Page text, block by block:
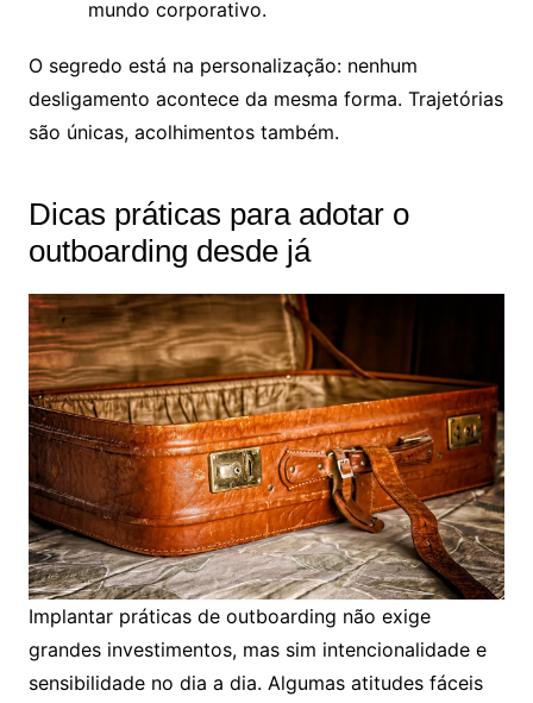
mundo corporativo.
O segredo está na personalização: nenhum
desligamento acontece da mesma forma. Trajetórias
são únicas, acolhimentos também.
Dicas práticas para adotar o
outboarding desde já
Implantar práticas de outboarding não exige
grandes investimentos, mas sim intencionalidade e
sensibilidade no dia a dia. Algumas atitudes fáceis